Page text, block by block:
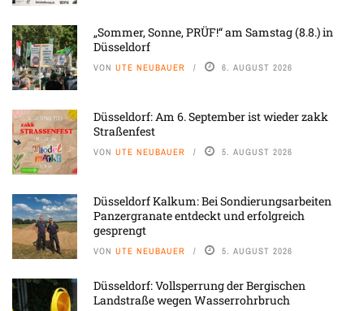
„Sommer, Sonne, PRÜF!“ am Samstag (8.8.) in
Düsseldorf
VON UTE NEUBAUER 6. AUGUST 2026
Düsseldorf: Am 6. September ist wieder zakk
Straßenfest
VON UTE NEUBAUER 5. AUGUST 2026
Düsseldorf Kalkum: Bei Sondierungsarbeiten
Panzergranate entdeckt und erfolgreich
gesprengt
VON UTE NEUBAUER 5. AUGUST 2026
Düsseldorf: Vollsperrung der Bergischen
Landstraße wegen Wasserrohrbruch